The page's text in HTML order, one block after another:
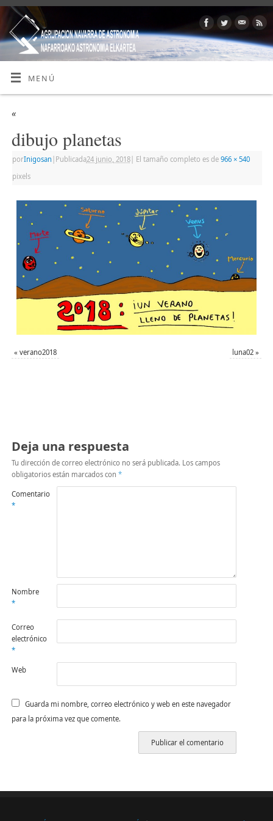
MENÚ
«
dibujo planetas
porInigosan Publicada24 junio, 2018| El tamaño completo es de 966 × 540
pixels
« verano2018 luna02 »
Deja una respuesta
Tu dirección de correo electrónico no será publicada. Los campos
obligatorios están marcados con *
Comentario
*
Nombre
*
Correo
electrónico
*
Web
Guarda mi nombre, correo electrónico y web en este navegador
para la próxima vez que comente.